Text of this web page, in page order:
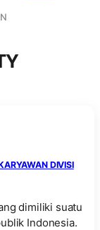
DIVISI
dimiliki suatu
Indonesia.